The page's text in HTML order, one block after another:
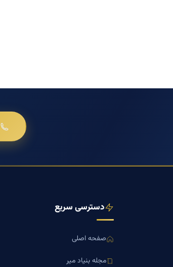
دسترسی سریع
صفحه اصلی
مجله بنیاد میر